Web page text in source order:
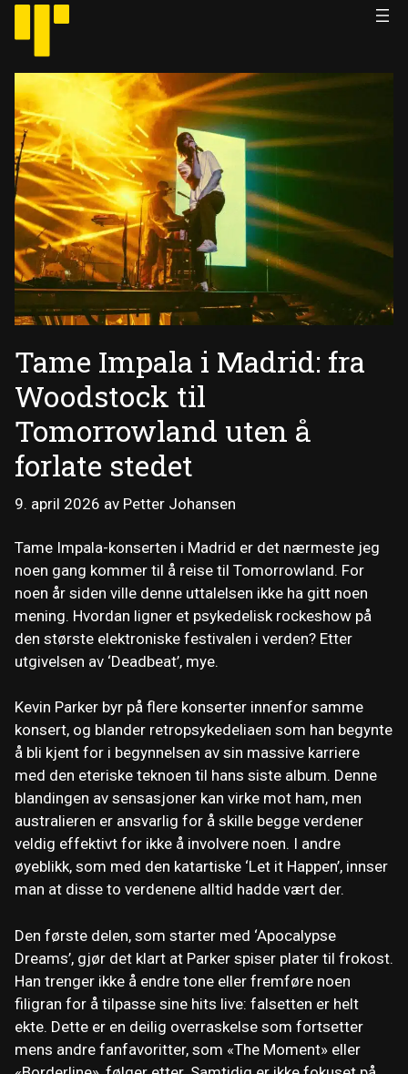
Hopp
innhold
Tame Impala i Madrid: fra
Woodstock til
Tomorrowland uten å
forlate stedet
9. april 2026 av Petter Johansen
Tame Impala-konserten i Madrid er det nærmeste jeg
noen gang kommer til å reise til Tomorrowland. For
noen år siden ville denne uttalelsen ikke ha gitt noen
mening. Hvordan ligner et psykedelisk rockeshow på
den største elektroniske festivalen i verden? Etter
utgivelsen av ‘Deadbeat’, mye.
Kevin Parker byr på flere konserter innenfor samme
konsert, og blander retropsykedeliaen som han begynte
å bli kjent for i begynnelsen av sin massive karriere
med den eteriske teknoen til hans siste album. Denne
blandingen av sensasjoner kan virke mot ham, men
australieren er ansvarlig for å skille begge verdener
veldig effektivt for ikke å involvere noen. I andre
øyeblikk, som med den katartiske ‘Let it Happen’, innser
man at disse to verdenene alltid hadde vært der.
Den første delen, som starter med ‘Apocalypse
Dreams’, gjør det klart at Parker spiser plater til frokost.
Han trenger ikke å endre tone eller fremføre noen
filigran for å tilpasse sine hits live: falsetten er helt
ekte. Dette er en deilig overraskelse som fortsetter
mens andre fanfavoritter, som «The Moment» eller